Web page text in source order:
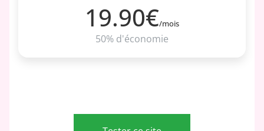
19.90€/mois
50% d'économie